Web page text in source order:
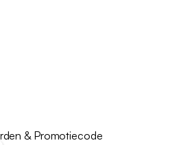
& Promotiecode